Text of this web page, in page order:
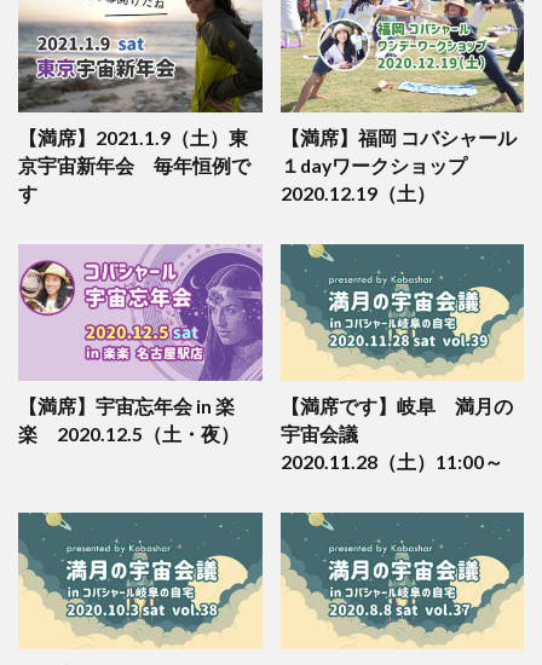
【満席】2021.1.9（土）東
京宇宙新年会 毎年恒例で
す
【満席】福岡 コバシャール
１dayワークショップ
2020.12.19（土）
【満席】宇宙忘年会 in 楽
楽 2020.12.5（土・夜）
【満席です】岐阜 満月の
宇宙会議
2020.11.28（土）11:00～